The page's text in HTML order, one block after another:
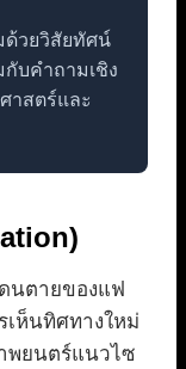
ด้วยวิสัยทัศน์
บคำถามเชิง
าสตร์และ
นตายของแฟ
เห็นทิศทางใหม่
พยนตร์แนวไซ